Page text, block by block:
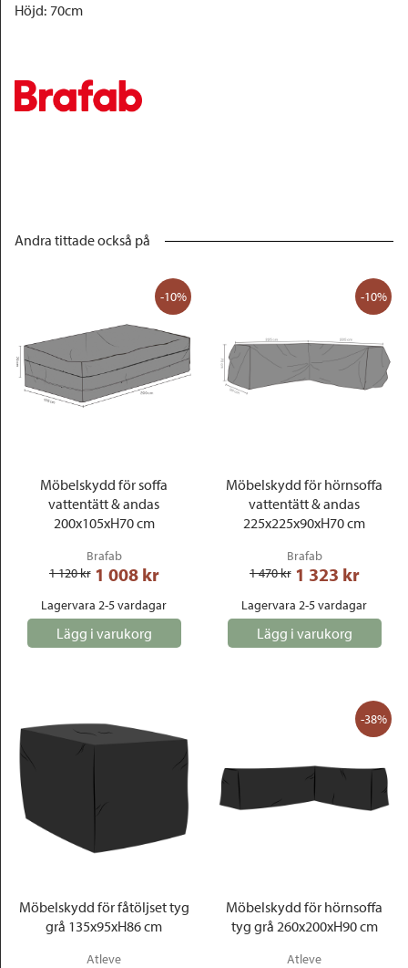
Höjd: 70cm
Andra tittade också på
-10%
Möbelskydd för soffa
vattentätt & andas
200x105xH70 cm
Brafab
1 120 kr 1 008 kr
Lagervara 2-5 vardagar
Lägg i varukorg
-10%
Möbelskydd för hörnsoffa
vattentätt & andas
225x225x90xH70 cm
Brafab
1 470 kr 1 323 kr
Lagervara 2-5 vardagar
Lägg i varukorg
Möbelskydd för fåtöljset tyg
grå 135x95xH86 cm
Atleve
-38%
Möbelskydd för hörnsoffa
tyg grå 260x200xH90 cm
Atleve